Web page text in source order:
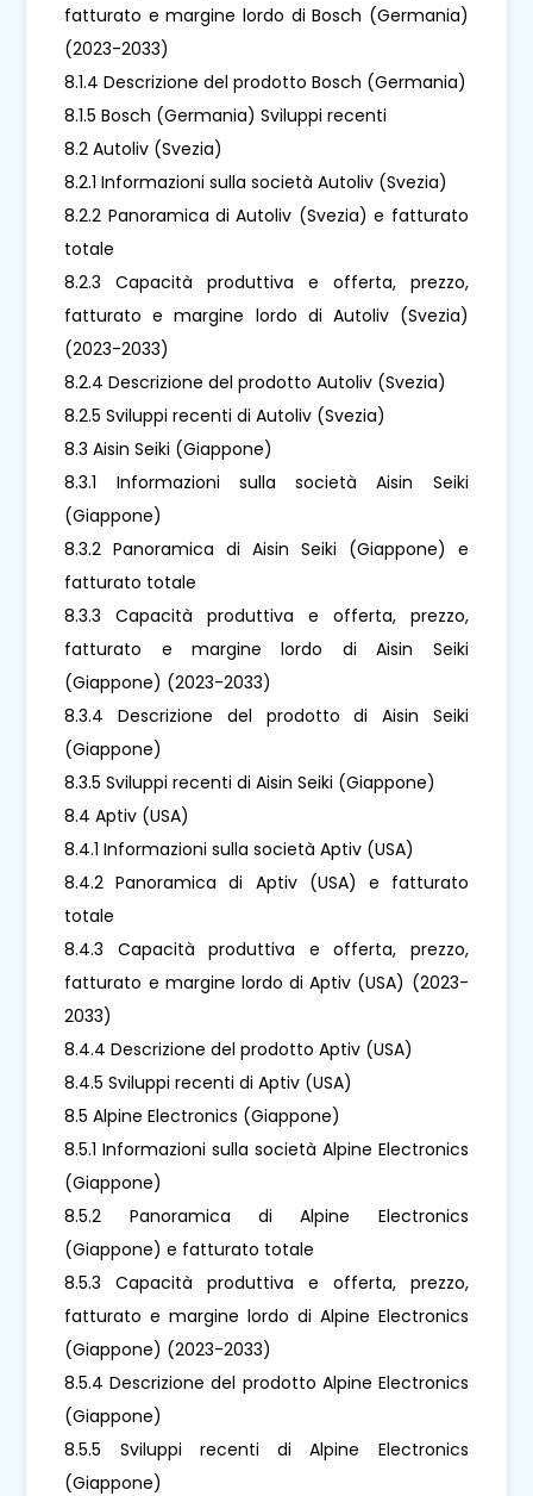
fatturato e margine lordo di Bosch (Germania)
(2023-2033)
8.1.4 Descrizione del prodotto Bosch (Germania)
8.1.5 Bosch (Germania) Sviluppi recenti
8.2 Autoliv (Svezia)
8.2.1 Informazioni sulla società Autoliv (Svezia)
8.2.2 Panoramica di Autoliv (Svezia) e fatturato
totale
8.2.3 Capacità produttiva e offerta, prezzo,
fatturato e margine lordo di Autoliv (Svezia)
(2023-2033)
8.2.4 Descrizione del prodotto Autoliv (Svezia)
8.2.5 Sviluppi recenti di Autoliv (Svezia)
8.3 Aisin Seiki (Giappone)
8.3.1 Informazioni sulla società Aisin Seiki
(Giappone)
8.3.2 Panoramica di Aisin Seiki (Giappone) e
fatturato totale
8.3.3 Capacità produttiva e offerta, prezzo,
fatturato e margine lordo di Aisin Seiki
(Giappone) (2023-2033)
8.3.4 Descrizione del prodotto di Aisin Seiki
(Giappone)
8.3.5 Sviluppi recenti di Aisin Seiki (Giappone)
8.4 Aptiv (USA)
8.4.1 Informazioni sulla società Aptiv (USA)
8.4.2 Panoramica di Aptiv (USA) e fatturato
totale
8.4.3 Capacità produttiva e offerta, prezzo,
fatturato e margine lordo di Aptiv (USA) (2023-
2033)
8.4.4 Descrizione del prodotto Aptiv (USA)
8.4.5 Sviluppi recenti di Aptiv (USA)
8.5 Alpine Electronics (Giappone)
8.5.1 Informazioni sulla società Alpine Electronics
(Giappone)
8.5.2 Panoramica di Alpine Electronics
(Giappone) e fatturato totale
8.5.3 Capacità produttiva e offerta, prezzo,
fatturato e margine lordo di Alpine Electronics
(Giappone) (2023-2033)
8.5.4 Descrizione del prodotto Alpine Electronics
(Giappone)
8.5.5 Sviluppi recenti di Alpine Electronics
(Giappone)